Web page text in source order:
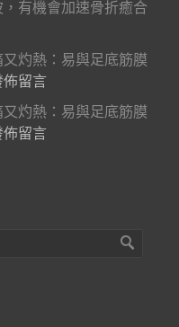
有機會加速骨折癒合
又灼熱：易與足底筋膜
佈留言
又灼熱：易與足底筋膜
佈留言